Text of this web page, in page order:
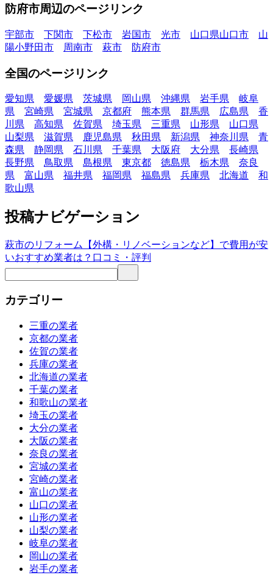
防府市周辺のページリンク
宇部市 下関市 下松市 岩国市 光市 山口県山口市
山
陽小野田市
周南市 萩市 防府市
全国のページリンク
愛知県 愛媛県 茨城県 岡山県 沖縄県 岩手県
岐阜
県
宮崎県 宮城県 京都府 熊本県 群馬県 広島県
香
川県
高知県 佐賀県 埼玉県 三重県 山形県
山口県
山梨県
滋賀県 鹿児島県 秋田県 新潟県 神奈川県
青
森県
静岡県 石川県 千葉県 大阪府 大分県
長崎県
長野県
鳥取県 島根県 東京都 徳島県 栃木県
奈良
県
富山県 福井県 福岡県 福島県 兵庫県 北海道
和
歌山県
投稿ナビゲーション
萩市のリフォーム【外構・リノベーションなど】で費用が安
いおすすめ業者は？口コミ・評判
カテゴリー
三重の業者
京都の業者
佐賀の業者
兵庫の業者
北海道の業者
千葉の業者
和歌山の業者
埼玉の業者
大分の業者
大阪の業者
奈良の業者
宮城の業者
宮崎の業者
富山の業者
山口の業者
山形の業者
山梨の業者
岐阜の業者
岡山の業者
岩手の業者